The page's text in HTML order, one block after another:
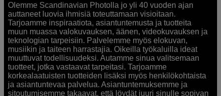
Olemme Scandinavian Photolla jo yli 40 vuoden ajan
auttaneet luovia ihmisiä toteuttamaan visioitaan.
Tarjoamme inspiraatiota, asiantuntemusta ja tuotteita
muun muassa valokuvauksen, äänen, videokuvauksen ja
teknologian tarpeisiin. Palvelemme myös elokuvan,
musiikin ja taiteen harrastajia. Oikeilla työkaluilla ideat
muuttuvat todellisuudeksi. Autamme sinua valitsemaan
tuotteet, jotka vastaavat tarpeitasi. Tarjoamme
korkealaatuisten tuotteiden lisäksi myös henkilökohtaista
ja asiantuntevaa palvelua. Asiantuntemuksemme ja
sitoutumisemme takaavat, että löydät juuri sinulle sopivan